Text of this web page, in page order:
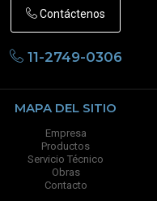
Contáctenos
11-2749-0306
MAPA DEL SITIO
Empresa
Productos
Servicio Técnico
Obras
Contacto